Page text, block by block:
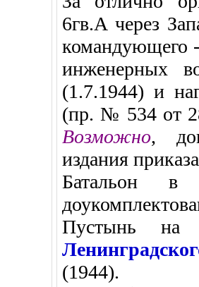
6гв.А через
командующего
инженерных
(1.7.1944) и
(пр. № 534 от
Возможно,
издания
Батальон в
Пустынь
(1944).